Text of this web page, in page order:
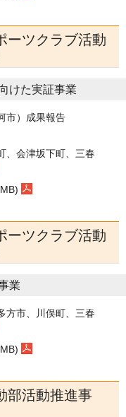
ーツクラブ活動
けた実証事業
市）成果報告
、会津坂下町、三春
ーツクラブ活動
業
方市、川俣町、三春
部活動推進事